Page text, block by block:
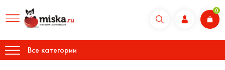
0
Все категории